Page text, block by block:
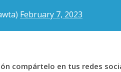
February 7, 2023
compártelo en tus redes